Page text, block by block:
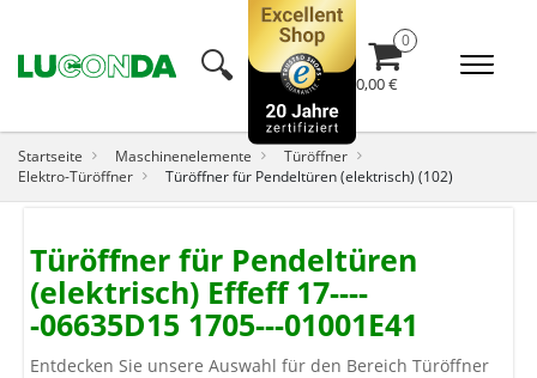
🔍︎ 0,00 €
Startseite Maschinenelemente
Türöffner
Elektro-Türöffner
Türöffner für Pendeltüren (elektrisch) (102)
Türöffner für Pendeltüren
(elektrisch) Effeff 17----
-06635D15 1705---01001E41
Entdecken Sie unsere Auswahl für den Bereich Türöffner